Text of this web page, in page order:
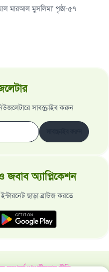
মারআল মুসলিমা’ পৃষ্ঠা-৫৭
সাবস্ক্রাইব করুন
জবাব অ্যাপ্লিকেশন
ছাড়া ব্রাউজ করতে
সম্পর্কেগোপনীয়তার নীতি